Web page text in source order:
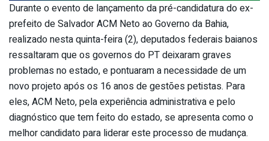
Durante o evento de lançamento da pré-candidatura do ex-
prefeito de Salvador ACM Neto ao Governo da Bahia,
realizado nesta quinta-feira (2), deputados federais baianos
ressaltaram que os governos do PT deixaram graves
problemas no estado, e pontuaram a necessidade de um
novo projeto após os 16 anos de gestões petistas. Para
eles, ACM Neto, pela experiência administrativa e pelo
diagnóstico que tem feito do estado, se apresenta como o
melhor candidato para liderar este processo de mudança.